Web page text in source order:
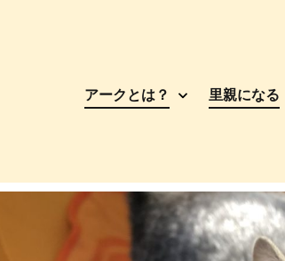
アークとは？ 里親になる